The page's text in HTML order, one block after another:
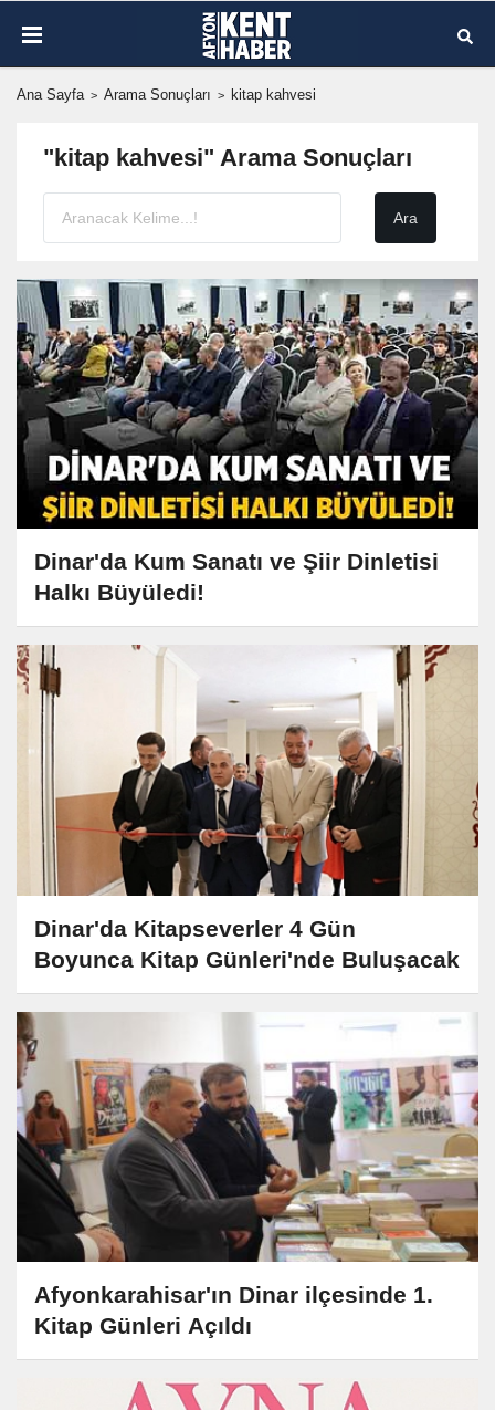
Ana Sayfa Arama Sonuçları kitap kahvesi
"kitap kahvesi" Arama Sonuçları
Dinar'da Kum Sanatı ve Şiir Dinletisi
Halkı Büyüledi!
Dinar'da Kitapseverler 4 Gün
Boyunca Kitap Günleri'nde Buluşacak
Afyonkarahisar'ın Dinar ilçesinde 1.
Kitap Günleri Açıldı